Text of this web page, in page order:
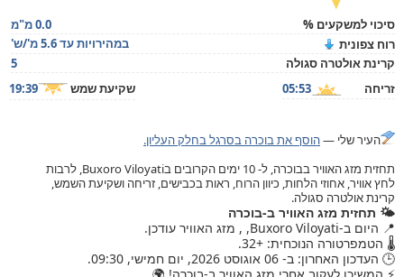
סיכוי למשקעים %
0.0 מ"מ
רוח צפונית
במהירויות עד 5.6 מ'/ש'
קרינת אולטרה סגולה
5
זריחה
05:53 שקיעת שמש 19:39
העיר שלי —הוסף את בוכרה בסרגל בחלק העליון.
תחזית מזג האוויר בבוכרה, ל- 10 ימים הקרובים בBuxoro Viloyati, לרבות
לחץ אוויר, אחוזי הלחות, כיוון הרוח, ראות בכבישים, זריחה ושקיעת השמש,
קרינת אולטרה סגולה.
🌤️ תחזית מזג האוויר ב-בוכרה
📍 היום ב-Buxoro Viloyati, , מזג האוויר עודכן.
🌡️ הטמפרטורה הנוכחית: +32.
🕒 העדכון האחרון: ב- 06 אוגוסט 2026, יום חמישי, 09:30.